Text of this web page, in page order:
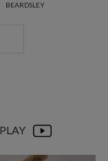
BEARDSLEY